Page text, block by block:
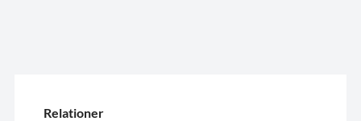
Relationer